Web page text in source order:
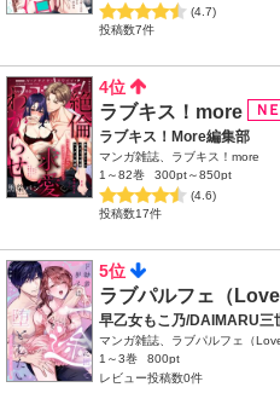
(4.7)
投稿数7件
4位
ラブキス！more
ラブキス！More編集部
マンガ雑誌、ラブキス！more
1～82巻
300pt～850pt
(4.6)
投稿数17件
5位
ラブパルフェ（
1～3巻
800pt
レビュー投稿数0件